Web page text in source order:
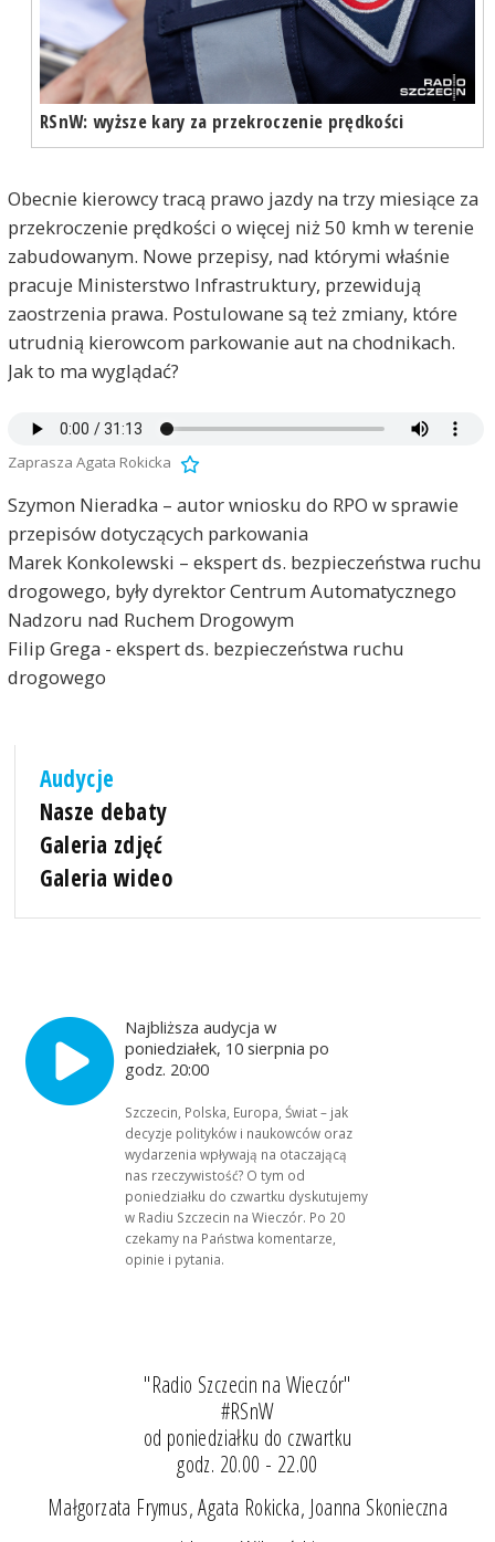
RSnW: wyższe kary za przekroczenie prędkości
Obecnie kierowcy tracą prawo jazdy na trzy miesiące za
przekroczenie prędkości o więcej niż 50 kmh w terenie
zabudowanym. Nowe przepisy, nad którymi właśnie
pracuje Ministerstwo Infrastruktury, przewidują
zaostrzenia prawa. Postulowane są też zmiany, które
utrudnią kierowcom parkowanie aut na chodnikach.
Jak to ma wyglądać?
Zaprasza Agata Rokicka
Szymon Nieradka – autor wniosku do RPO w sprawie
przepisów dotyczących parkowania
Marek Konkolewski – ekspert ds. bezpieczeństwa ruchu
drogowego, były dyrektor Centrum Automatycznego
Nadzoru nad Ruchem Drogowym
Filip Grega - ekspert ds. bezpieczeństwa ruchu
drogowego
Audycje
Nasze debaty
Galeria zdjęć
Galeria wideo
Najbliższa audycja w
poniedziałek, 10 sierpnia po
godz. 20:00
Szczecin, Polska, Europa, Świat – jak
decyzje polityków i naukowców oraz
wydarzenia wpływają na otaczającą
nas rzeczywistość? O tym od
poniedziałku do czwartku dyskutujemy
w Radiu Szczecin na Wieczór. Po 20
czekamy na Państwa komentarze,
opinie i pytania.
"Radio Szczecin na Wieczór"
#RSnW
od poniedziałku do czwartku
godz. 20.00 - 22.00
Małgorzata Frymus, Agata Rokicka, Joanna Skonieczna